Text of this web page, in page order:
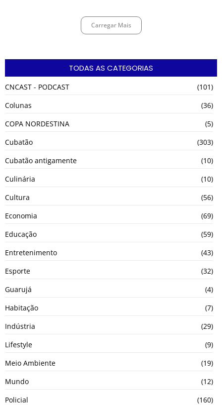
Carregar Mais
TODAS AS CATEGORIAS
CNCAST - PODCAST
(101)
Colunas
(36)
COPA NORDESTINA
(5)
Cubatão
(303)
Cubatão antigamente
(10)
Culinária
(10)
Cultura
(56)
Economia
(69)
Educação
(59)
Entretenimento
(43)
Esporte
(32)
Guarujá
(4)
Habitação
(7)
Indústria
(29)
Lifestyle
(9)
Meio Ambiente
(19)
Mundo
(12)
Policial
(160)